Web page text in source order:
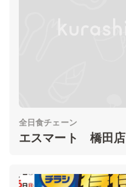
全日食チェーン
エスマート 橋田店